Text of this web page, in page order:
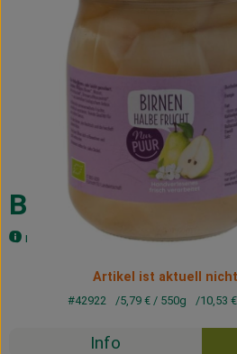
Vorratskammer
Getränke
Haus, Garten & Co.
Über uns
Lieferservice
Neues vom Hof
Birnen, halbe
mit Reissirup gesüßt
5,79
Artikel ist aktuell
#42922 5,79 €/ 550g 10,53
Info